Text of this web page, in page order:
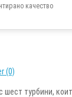
качество
(0)
шест турбини,